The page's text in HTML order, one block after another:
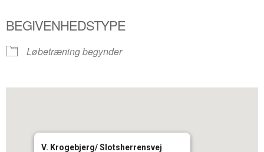
BEGIVENHEDSTYPE
Løbetræning begynder
V. Krogebjerg/ Slotsherrensvej